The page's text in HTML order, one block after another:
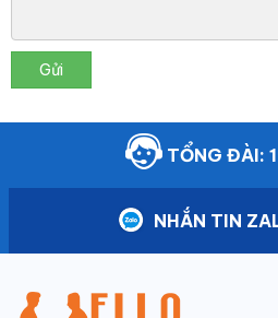
Gửi
TỔNG ĐÀI:
NHẮN TIN